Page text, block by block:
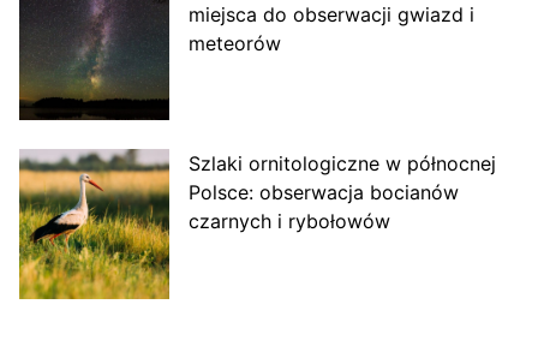
miejsca do obserwacji gwiazd i
meteorów
Szlaki ornitologiczne w północnej
Polsce: obserwacja bocianów
czarnych i rybołowów